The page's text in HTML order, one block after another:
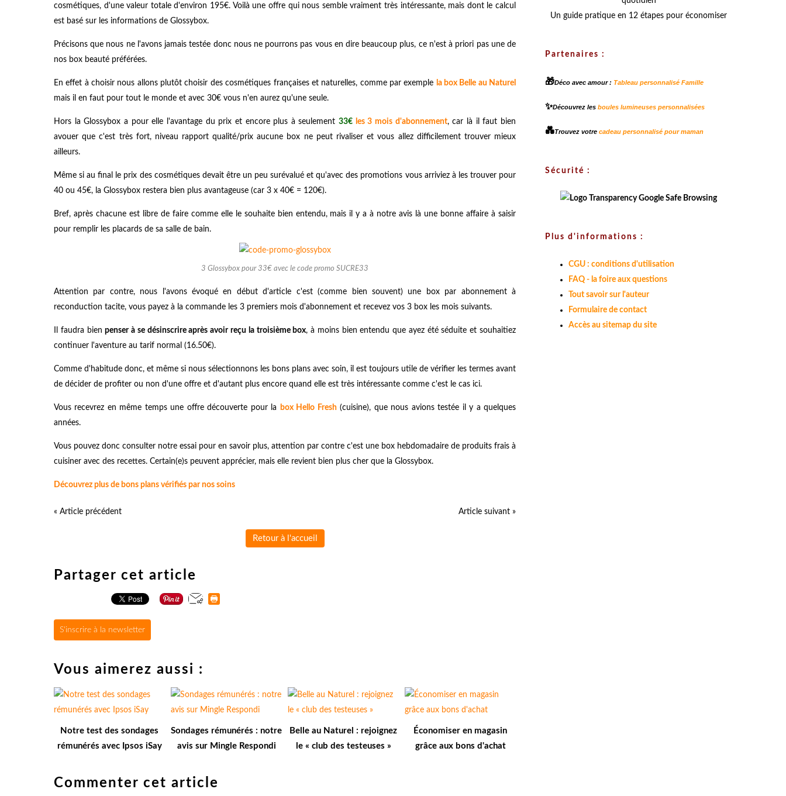
cosmétiques, d'une valeur totale d'environ 195€. Voilà une offre qui nous semble vraiment très intéressante, mais dont le calcul
est basé sur les informations de Glossybox.
Précisons que nous ne l'avons jamais testée donc nous ne pourrons pas vous en dire beaucoup plus, ce n'est à priori pas une de
nos box beauté préférées.
En effet à choisir nous allons plutôt choisir des cosmétiques françaises et naturelles, comme par exemple a box Belle au Naturel
mais il en faut pour tout le monde et avec 30€ vous n'en aurez qu'une seule.
Hors la Glossybox a pour elle l'avantage du prix et encore plus à seulement33€ les 3 mois d'abonnement, car là il faut bien
avouer que c'est très fort, niveau rapport qualité/prix aucune box ne peut rivaliser et vous allez difficilement trouver mieux
ailleurs.
Même si au final le prix des cosmétiques devait être un peu surévalué et qu'avec des promotions vous arriviez à les trouver pour
40 ou 45€, la Glossybox restera bien plus avantageuse (car 3 x 40€ = 120€).
Bref, après chacune est libre de faire comme elle le souhaite bien entendu, mais il y a à notre avis là une bonne affaire à saisir
pour remplir les placards de sa salle de bain.
3 Glossybox pour 33€ avec le code promo SUCRE33
Attention par contre, nous l'avons évoqué en début d'article c'est (comme bien souvent) une box par abonnement à
reconduction tacite, vous payez à la commande les 3 premiers mois d'abonnement et recevez vos 3 box les mois suivants.
Il faudra bienpenser à se désinscrire après avoir reçu la troisième box, à moins bien entendu que ayez été séduite et souhaitiez
continuer l'aventure au tarif normal (16.50€).
Comme d'habitude donc, et même si nous sélectionnons les bons plans avec soin, il est toujours utile de vérifier les termes avant
de décider de profiter ou non d'une offre et d'autant plus encore quand elle est très intéressante comme c'est le cas ici.
Vous recevrez en même temps une offre découverte pour la box Hello Fresh(cuisine), que nous avions testée il y a quelques
années.
Vous pouvez donc consulter notre essai pour en savoir plus, attention par contre c'est une box hebdomadaire de produits frais à
cuisiner avec des recettes. Certain(e)s peuvent apprécier, mais elle revient bien plus cher que la Glossybox.
Découvrez plus de bons plans vérifiés par nos soins
« Article précédent Article suivant »
Retour à l'accueil
Partager cet article
S'inscrire à la newsletter
Vous aimerez aussi :
Notre test des sondages
rémunérés avec Ipsos iSay
Sondages rémunérés : notre
avis sur Mingle Respondi
Belle au Naturel : rejoignez
le « club des testeuses »
Économiser en magasin
grâce aux bons d'achat
Commenter cet article
Un guide pratique en 12 étapes pour économiser
Partenaires :
🎁Déco avec amour : Tableau personnalisé Famille
✨Découvrez les boules lumineuses personnalisées
💑Trouvez votre cadeau personnalisé pour maman
Sécurité :
Plus d'informations :
CGU : conditions d'utilisation
FAQ - la foire aux questions
Tout savoir sur l'auteur
Formulaire de contact
Accès au sitemap du site